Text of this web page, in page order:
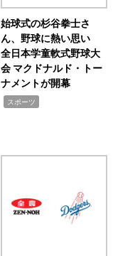
始球式の杉谷拳士さ
ん、野球に熱い思い
全日本学童軟式野球大
会 マクドナルド・トー
ナメントが開幕
スポーツ